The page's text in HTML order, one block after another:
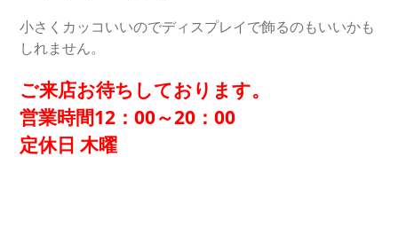
小さくカッコいいのでディスプレイで飾るのもいいかも
しれません。
ご来店お待ちしております。
営業時間12：00～20：00
定休日 木曜